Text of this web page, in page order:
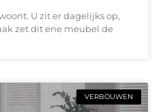
U zit er dagelijks op,
zet dit ene meubel de
VERBOUWEN